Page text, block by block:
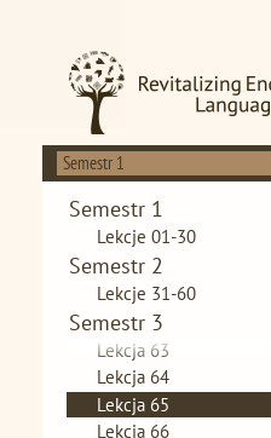
Semestr 1
Semestr 1
Lekcje 01-30
Semestr 2
Lekcje 31-60
Semestr 3
Lekcja 61
Lekcja 62
Lekcja 63
Lekcja 64
Lekcja 65
Lekcja 66